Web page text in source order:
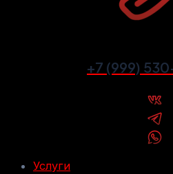
+7 (999)
Услуги